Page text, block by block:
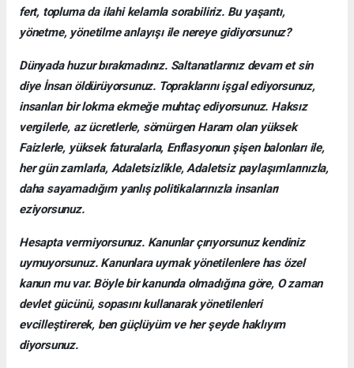
fert, topluma da ilahi kelamla sorabiliriz. Bu yaşantı,
yönetme, yönetilme anlayışı ile nereye gidiyorsunuz?
Dünyada huzur bırakmadınız. Saltanatlarınız devam et sin
diye İnsan öldürüyorsunuz. Topraklarını işgal ediyorsunuz,
insanları bir lokma ekmeğe muhtaç ediyorsunuz. Haksız
vergilerle, az ücretlerle, sömürgen Haram olan yüksek
Faizlerle, yüksek faturalarla, Enflasyonun şişen balonları ile,
her gün zamlarla, Adaletsizlikle, Adaletsiz paylaşımlarınızla,
daha sayamadığım yanlış politikalarınızla insanları
eziyorsunuz.
Hesapta vermiyorsunuz. Kanunlar çırıyorsunuz kendiniz
uymuyorsunuz. Kanunlara uymak yönetilenlere has özel
kanun mu var. Böyle bir kanunda olmadığına göre, O zaman
devlet gücünü, sopasını kullanarak yönetilenleri
evcilleştirerek, ben güçlüyüm ve her şeyde haklıyım
diyorsunuz.